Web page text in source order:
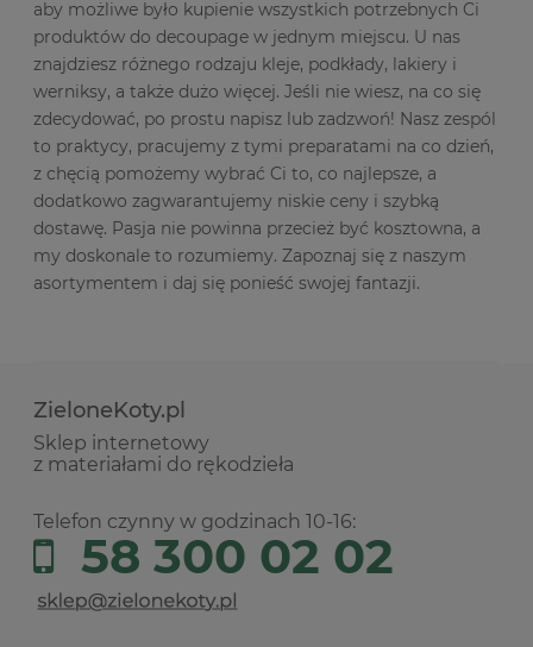
aby możliwe było kupienie wszystkich potrzebnych Ci
produktów do decoupage w jednym miejscu. U nas
znajdziesz różnego rodzaju kleje, podkłady, lakiery i
werniksy, a także dużo więcej. Jeśli nie wiesz, na co się
zdecydować, po prostu napisz lub zadzwoń! Nasz zespól
to praktycy, pracujemy z tymi preparatami na co dzień,
z chęcią pomożemy wybrać Ci to, co najlepsze, a
dodatkowo zagwarantujemy niskie ceny i szybką
dostawę. Pasja nie powinna przecież być kosztowna, a
my doskonale to rozumiemy. Zapoznaj się z naszym
asortymentem i daj się ponieść swojej fantazji.
ZieloneKoty.pl
Sklep internetowy
z materiałami do rękodzieła
Telefon czynny w godzinach 10-16:
58 300 02 02